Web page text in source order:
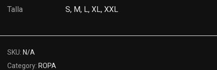
Talla S, M, L, XL, XXL
SKU: N/A
Category: ROPA